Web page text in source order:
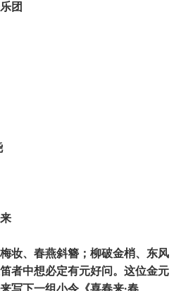
团
妆、春燕斜簪；柳破金梢、东风
者中想必定有元好问。这位金元
写下一组小令《喜春来·春